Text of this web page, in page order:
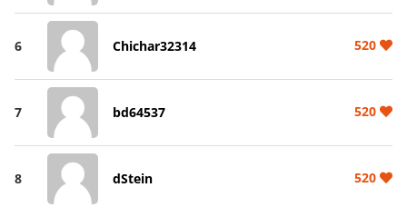
6 Chichar32314 520
7 bd64537 520
8 dStein 520